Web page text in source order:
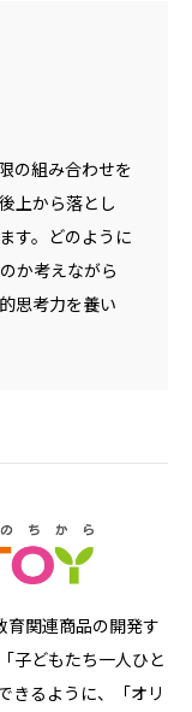
の組み合わせを
上から落とし
す。どのように
か考えながら
思考力を養い
育関連商品の開発す
子どもたち一人ひと
きるように、「オリ